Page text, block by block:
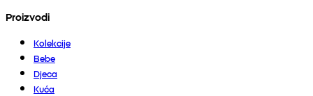
Proizvodi
Kolekcije
Bebe
Djeca
Kuća